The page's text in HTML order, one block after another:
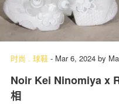
时尚 . 球鞋 - Mar 6, 2024 by
Noir Kei Ninomiya x
相